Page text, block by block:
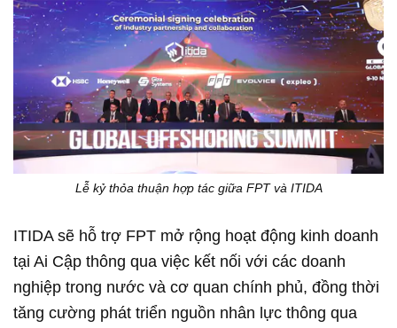
Lễ kỷ thỏa thuận hợp tác giữa FPT và ITIDA
ITIDA sẽ hỗ trợ FPT mở rộng hoạt động kinh doanh
tại Ai Cập thông qua việc kết nối với các doanh
nghiệp trong nước và cơ quan chính phủ, đồng thời
tăng cường phát triển nguồn nhân lực thông qua